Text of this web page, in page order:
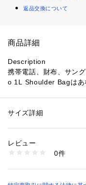
返品交換について
商品詳細
Description
携帯電話、財布、サン
o 1L Shoulder Bagはあ
グとして腰に巻くことも
・2wayでの持ち運びが
・軽量で持ち運びやすい
性別：レディース
商品番号：
4202970264252 （ショップ
サイズ詳細
レビュー
0件